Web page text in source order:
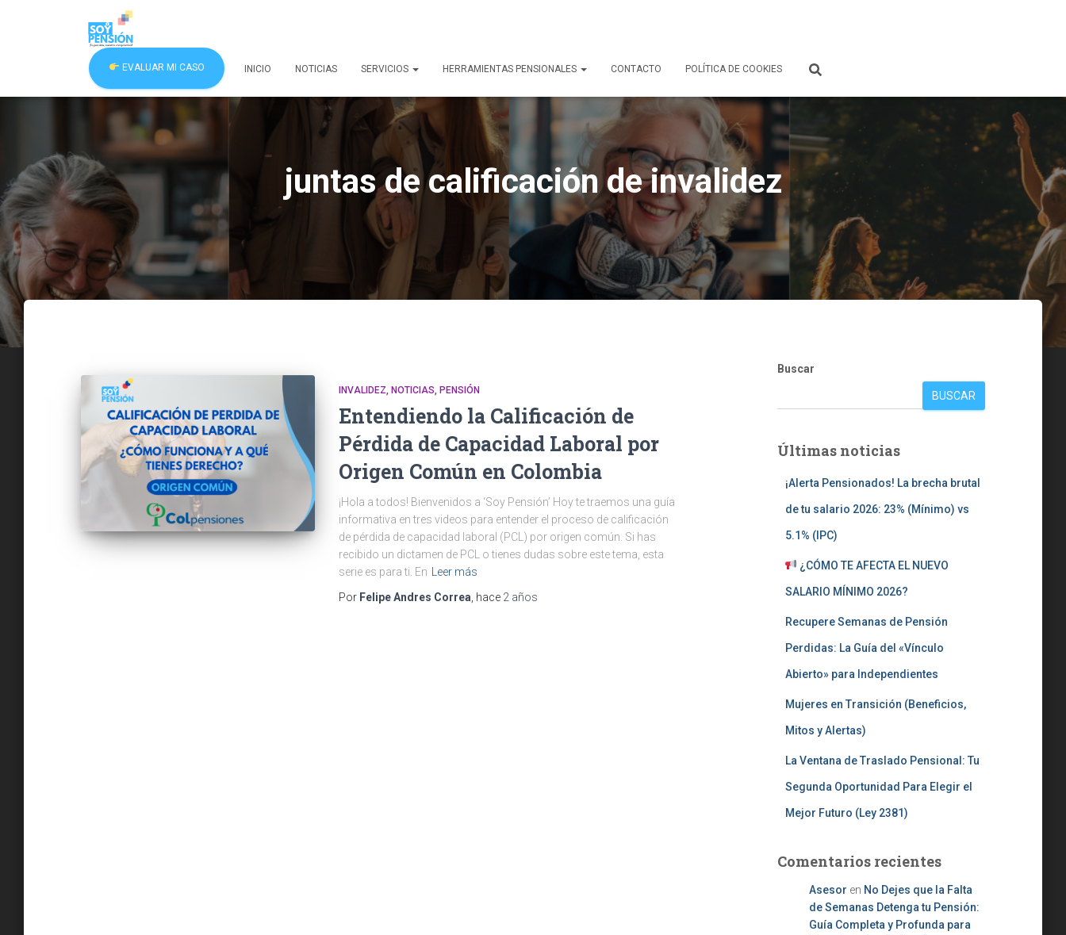
EVALUAR MI CASO INICIO NOTICIAS SERVICIOS HERRAMIENTAS PENSIONALES CONTACTO POLÍTICA DE COOKIES
juntas de calificación de invalidez
INVALIDEZ NOTICIAS PENSIÓN
Entendiendo la Calificación de
Pérdida de Capacidad Laboral por
Origen Común en Colombia
¡Hola a todos! Bienvenidos a ‘Soy Pensión’ Hoy te traemos una guía
informativa en tres videos para entender el proceso de calificación
de pérdida de capacidad laboral (PCL) por origen común. Si has
recibido un dictamen de PCL o tienes dudas sobre este tema, esta
serie es para ti. En
Leer más
Por Felipe Andres Correa , hace 2 años
Buscar
BUSCAR
Últimas noticias
¡Alerta Pensionados! La brecha brutal
de tu salario 2026: 23% (Mínimo) vs
5.1% (IPC)
¿CÓMO TE AFECTA EL NUEVO
SALARIO MÍNIMO 2026?
Recupere Semanas de Pensión
Perdidas: La Guía del «Vínculo
Abierto» para Independientes
Mujeres en Transición (Beneficios,
Mitos y Alertas)
La Ventana de Traslado Pensional: Tu
Segunda Oportunidad Para Elegir el
Mejor Futuro (Ley 2381)
Comentarios recientes
Asesor en No Dejes que la Falta
de Semanas Detenga tu Pensión:
Guía Completa y Profunda para